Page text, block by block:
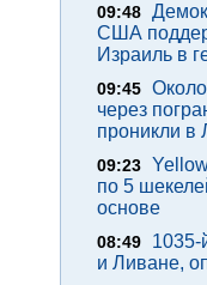
09:48
США
Израиль в
09:45
через
проникли в
09:23
по 5
основе
08:49
1035-
и Ливане,